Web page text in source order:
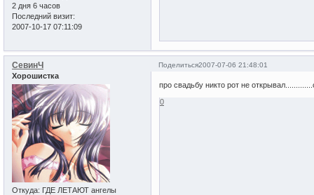
2 дня 6 часов
Последний визит:
2007-10-17 07:11:09
Поделиться2007-07-06 21:48:01
СевинЧ
Хорошистка
Откуда: ГДЕ ЛЕТАЮТ ангелы
про свадьбу никто рот не
0